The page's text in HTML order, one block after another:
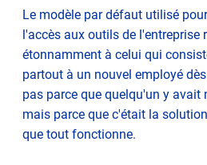
Le modèle par défaut utilisé
l'accès aux outils de l'entreprise
étonnamment à celui qui
partout à un nouvel employé
pas parce que quelqu'un y avait
mais parce que c'était la
que tout fonctionne.